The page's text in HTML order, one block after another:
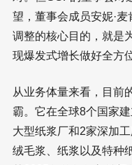
望，董事会成员安妮·
调整的核心目的，就是
现爆发式增长做好全方
从业务体量来看，目前
霸。它在全球8个国家
大型纸浆厂和2家深加
绒毛浆、纸浆以及特种